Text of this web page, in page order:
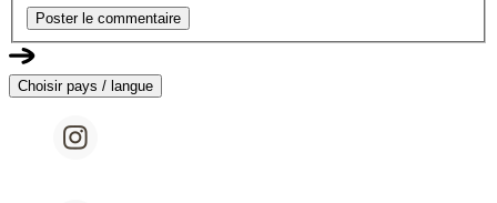
Poster le commentaire
Choisir pays / langue